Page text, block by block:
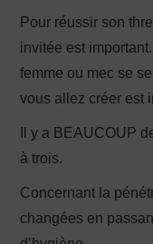
Pour réussir son
invitée est
femme ou mec se
vous allez créer est
Il y a BEAUCOUP
à trois.
Concernant la
changées en